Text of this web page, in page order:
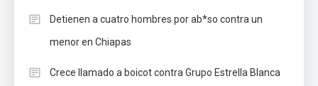
Detienen a cuatro hombres por ab*so contra un
menor en Chiapas
Crece llamado a boicot contra Grupo Estrella Blanca